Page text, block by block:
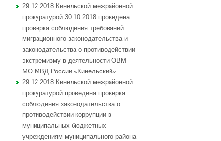
29.12.2018 Кинельской межрайонной
прокуратурой 30.10.2018 проведена
проверка соблюдения требований
миграционного законодательства и
законодательства о противодействии
экстремизму в деятельности ОВМ
МО МВД России «Кинельский».
29.12.2018 Кинельской межрайонной
прокуратурой проведена проверка
соблюдения законодательства о
противодействии коррупции в
муниципальных бюджетных
учреждениям муниципального района